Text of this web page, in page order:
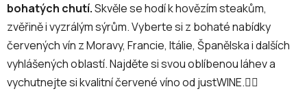
bohatých chutí.Skvěle se hodí k hovězím steakům,
zvěřině i vyzrálým sýrům. Vyberte si z bohaté nabídky
červených vín z Moravy, Francie, Itálie, Španělska i dalších
vyhlášených oblastí. Najděte si svou oblíbenou láhev a
vychutnejte si kvalitní červené víno od justWINE.👇🏻